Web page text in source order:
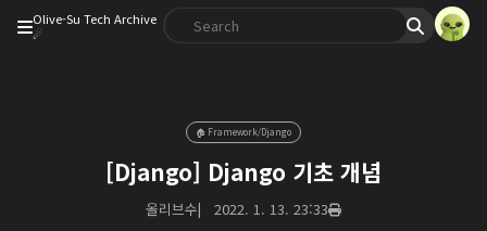
Olive-Su Tech Archive
☄︎
🏠 Framework/Django
[Django] Django 기초 개념
올리브수| 2022. 1. 13. 23:33